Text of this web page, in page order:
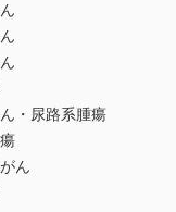
・尿路系腫瘍
ん